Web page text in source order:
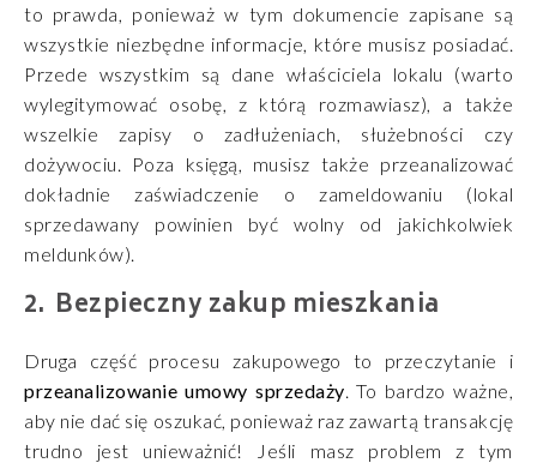
to prawda, ponieważ w tym dokumencie zapisane są
wszystkie niezbędne informacje, które musisz posiadać.
Przede wszystkim są dane właściciela lokalu (warto
wylegitymować osobę, z którą rozmawiasz), a także
wszelkie zapisy o zadłużeniach, służebności czy
dożywociu. Poza księgą, musisz także przeanalizować
dokładnie zaświadczenie o zameldowaniu (lokal
sprzedawany powinien być wolny od jakichkolwiek
meldunków).
Bezpieczny zakup mieszkania
Druga część procesu zakupowego to przeczytanie i
przeanalizowanie umowy sprzedaży . To bardzo ważne,
aby nie dać się oszukać, ponieważ raz zawartą transakcję
trudno jest unieważnić! Jeśli masz problem z tym